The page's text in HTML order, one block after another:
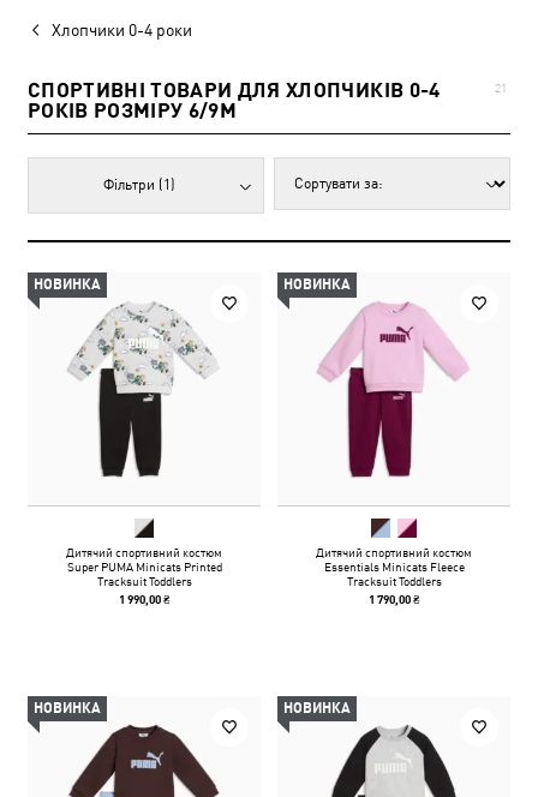
Хлопчики 0-4 роки
СПОРТИВНІ ТОВАРИ ДЛЯ ХЛОПЧИКІВ 0-4
РОКІВ РОЗМІРУ 6/9M
21
Фільтри (1)
НОВИНКА
Дитячий спортивний костюм
Super PUMA Minicats Printed
Tracksuit Toddlers
1 990,00 ₴
НОВИНКА
Дитячий спортивний костюм
Essentials Minicats Fleece
Tracksuit Toddlers
1 790,00 ₴
НОВИНКА НОВИНКА